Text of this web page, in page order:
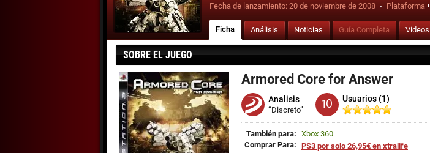
Fecha de lanzamiento: 20 de noviembre de 2008 · Plataforma
Ficha Análisis Noticias Guía Completa Videos
SOBRE EL JUEGO
Armored Core for Answer
Analisis
“Discreto” 10 Usuarios (1)
También para: Xbox 360
Comprar Para: PS3 por solo 26,95€ en xtralife